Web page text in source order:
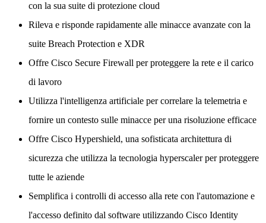
con la sua suite di protezione cloud
Rileva e risponde rapidamente alle minacce avanzate con la
suite Breach Protection e XDR
Offre Cisco Secure Firewall per proteggere la rete e il carico
di lavoro
Utilizza l'intelligenza artificiale per correlare la telemetria e
fornire un contesto sulle minacce per una risoluzione efficace
Offre Cisco Hypershield, una sofisticata architettura di
sicurezza che utilizza la tecnologia hyperscaler per proteggere
tutte le aziende
Semplifica i controlli di accesso alla rete con l'automazione e
l'accesso definito dal software utilizzando Cisco Identity